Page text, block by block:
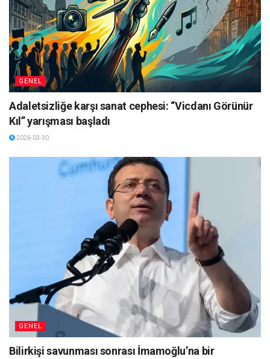
GENEL
Adaletsizliğe karşı sanat cephesi: “Vicdanı Görünür
Kıl” yarışması başladı
2026-03-30
GENEL
Bilirkişi savunması sonrası İmamoğlu’na bir